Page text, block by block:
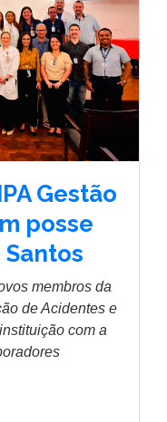
Gestão
posse
Santos
membros da
de Acidentes e
com a